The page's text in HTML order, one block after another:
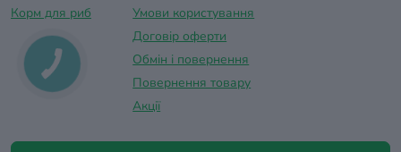
Корм для риб
Умови користування
Договір оферти
Обмін і повернення
Повернення товару
Акції